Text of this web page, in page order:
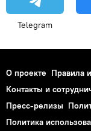
Telegram
О проекте Правила
Контакты и
Пресс-релизы
Политика